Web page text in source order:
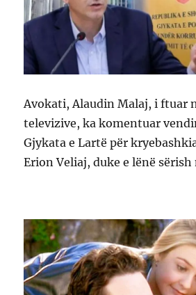
Avokati, Alaudin Malaj, i ftuar
televizive, ka komentuar
Gjykata e Lartë për
Erion Veliaj, duke e lënë sërish